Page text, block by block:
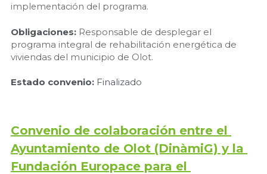
implementación del programa.
Obligaciones: Responsable de desplegar el
programa integral de rehabilitación energética de
viviendas del municipio de Olot.
Estado convenio: Finalizado
Convenio de colaboración entre el
Ayuntamiento de Olot (DinàmiG) y la
Fundación Europace para el